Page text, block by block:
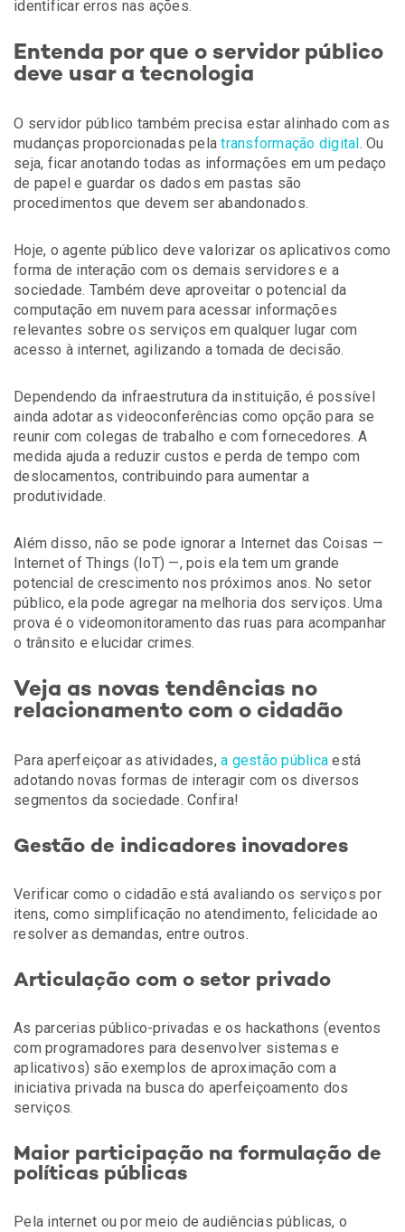
identificar erros nas ações.
Entenda por que o servidor público
deve usar a tecnologia
O servidor público também precisa estar alinhado com as
mudanças proporcionadas pelatransformação digital. Ou
seja, ficar anotando todas as informações em um pedaço
de papel e guardar os dados em pastas são
procedimentos que devem ser abandonados.
Hoje, o agente público deve valorizar os aplicativos como
forma de interação com os demais servidores e a
sociedade. Também deve aproveitar o potencial da
computação em nuvem para acessar informações
relevantes sobre os serviços em qualquer lugar com
acesso à internet, agilizando a tomada de decisão.
Dependendo da infraestrutura da instituição, é possível
ainda adotar as videoconferências como opção para se
reunir com colegas de trabalho e com fornecedores. A
medida ajuda a reduzir custos e perda de tempo com
deslocamentos, contribuindo para aumentar a
produtividade.
Além disso, não se pode ignorar a Internet das Coisas —
Internet of Things (IoT) —, pois ela tem um grande
potencial de crescimento nos próximos anos. No setor
público, ela pode agregar na melhoria dos serviços. Uma
prova é o videomonitoramento das ruas para acompanhar
o trânsito e elucidar crimes.
Veja as novas tendências no
relacionamento com o cidadão
Para aperfeiçoar as atividades, a gestão pública está
adotando novas formas de interagir com os diversos
segmentos da sociedade. Confira!
Gestão de indicadores inovadores
Verificar como o cidadão está avaliando os serviços por
itens, como simplificação no atendimento, felicidade ao
resolver as demandas, entre outros.
Articulação com o setor privado
As parcerias público-privadas e os hackathons (eventos
com programadores para desenvolver sistemas e
aplicativos) são exemplos de aproximação com a
iniciativa privada na busca do aperfeiçoamento dos
serviços.
Maior participação na formulação de
políticas públicas
Pela internet ou por meio de audiências públicas, o